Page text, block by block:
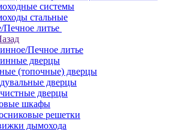
системы
стальные
литье
Печное литье
дверцы
(топочные) дверцы
дверцы
дверцы
шкафы
решетки
дымохода